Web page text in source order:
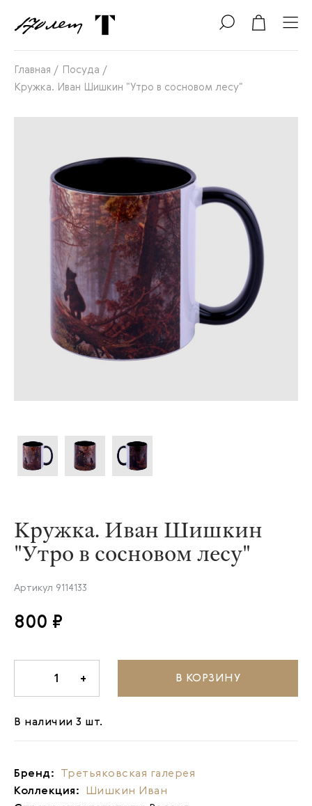
Главная / Посуда /
Кружка. Иван Шишкин "Утро в сосновом лесу"
Кружка. Иван Шишкин
"Утро в сосновом лесу"
Артикул 9114133
800 ₽
1 + В КОРЗИНУ
В наличии 3 шт.
Бренд: Третьяковская галерея
Коллекция: Шишкин Иван